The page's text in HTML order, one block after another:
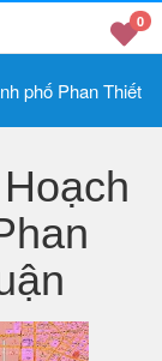
0
phố Phan Thiết